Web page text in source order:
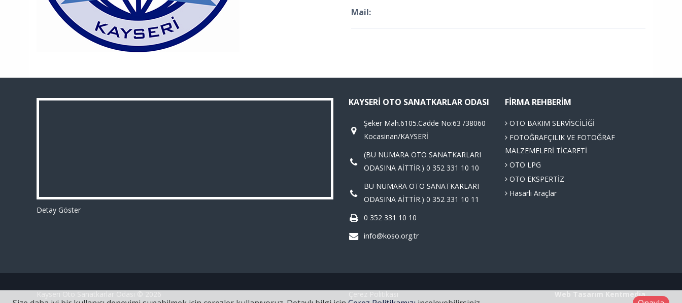
Mail:
Detay Göster
KAYSERI OTO SANATKARLAR ODASI
Şeker Mah.6105.Cadde No:63 /38060
Kocasinan/KAYSERİ
(BU NUMARA OTO SANATKARLARI
ODASINA AİTTİR.) 0 352 331 10 10
BU NUMARA OTO SANATKARLARI
ODASINA AİTTİR.) 0 352 331 10 11
0 352 331 10 10
info@koso.org.tr
FIRMA REHBERIM
OTO BAKIM SERVİSCİLİĞİ
FOTOĞRAFÇILIK VE FOTOĞRAF
MALZEMELERİ TİCARETİ
OTO LPG
OTO EKSPERTİZ
Hasarlı Araçlar
Kentmedia